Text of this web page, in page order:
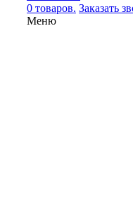
0 товаров. Заказать
Меню